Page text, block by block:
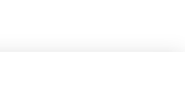
VIERGE MARIE !